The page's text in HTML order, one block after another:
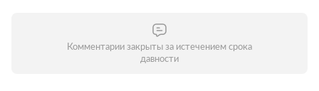
Комментарии закрыты за истечением срока
давности